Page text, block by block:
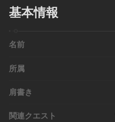
基本情報
名前
所属
肩書き
関連クエスト